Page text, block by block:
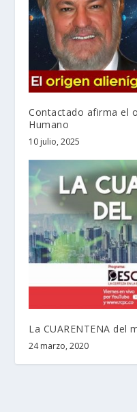
Contactado afirma el
Humano
10 julio, 2025
La CUARENTENA del
24 marzo, 2020